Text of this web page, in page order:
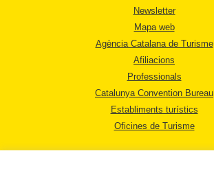
Newsletter
Mapa web
Agència Catalana de Turisme
Afiliacions
Professionals
Catalunya Convention Bureau
Establiments turístics
Oficines de Turisme